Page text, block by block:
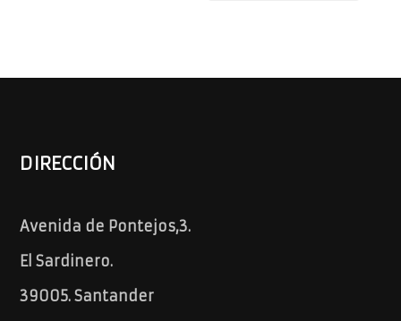
DIRECCIÓN
Avenida de Pontejos,3.
El Sardinero.
39005. Santander